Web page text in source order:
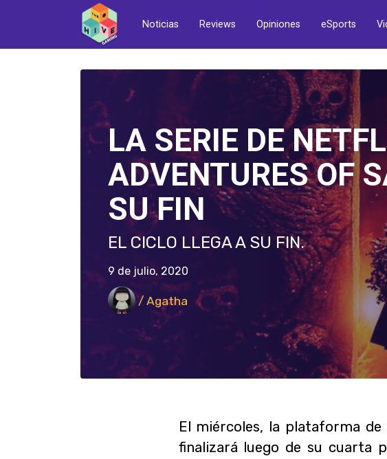
Noticias Reviews Opiniones eSports
LA SERIE DE
ADVENTURES OF
SU FIN
EL CICLO LLEGA A SU FIN.
9 de julio, 2020
/ Agatha
El miércoles, la plataforma
finalizará luego de su cuarta